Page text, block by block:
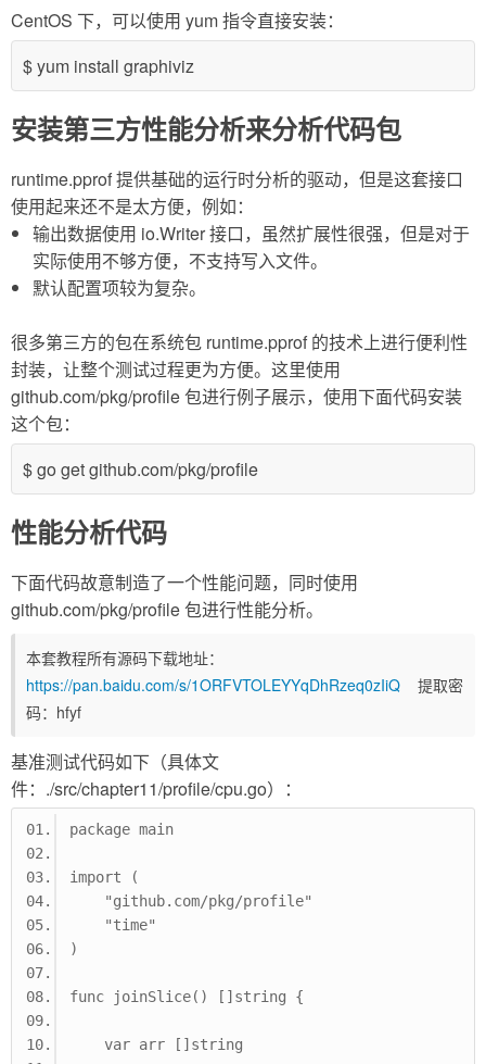
CentOS 下，可以使用 yum 指令直接安装：
$ yum install graphiviz
安装第三方性能分析来分析代码包
runtime.pprof 提供基础的运行时分析的驱动，但是这套接口
使用起来还不是太方便，例如：
输出数据使用 io.Writer 接口，虽然扩展性很强，但是对于
实际使用不够方便，不支持写入文件。
默认配置项较为复杂。
很多第三方的包在系统包 runtime.pprof 的技术上进行便利性
封装，让整个测试过程更为方便。这里使用
github.com/pkg/profile 包进行例子展示，使用下面代码安装
这个包：
$ go get github.com/pkg/profile
性能分析代码
下面代码故意制造了一个性能问题，同时使用
github.com/pkg/profile 包进行性能分析。
本套教程所有源码下载地址：
https://pan.baidu.com/s/1ORFVTOLEYYqDhRzeq0zIiQ 提取密
码：hfyf
基准测试代码如下（具体文
件：./src/chapter11/profile/cpu.go）：
package main
import (
    "github.com/pkg/profile"
    "time"
)
func joinSlice() []string {
    var arr []string